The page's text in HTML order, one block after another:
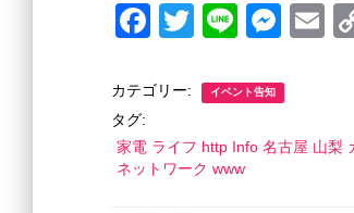
F
c
b
T
tt
Li
e
M
ss
n
E
カテゴリー: イベント告知
タグ:
家電 ライフ http Info 名古屋 山梨
ネットワーク www